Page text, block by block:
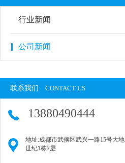
行业新闻
公司新闻
联系我们 CONTACT US
13880490444
地址:成都市武侯区武兴一路15号大地
世纪1栋7层